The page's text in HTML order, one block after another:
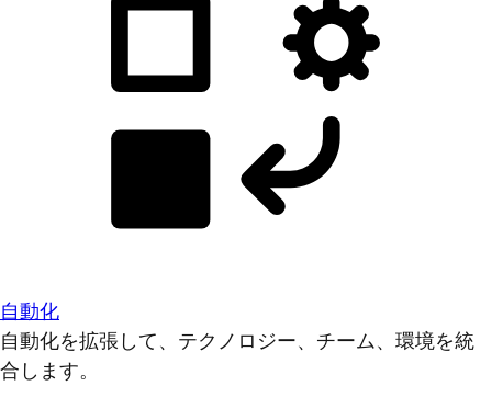
自動化
自動化を拡張して、テクノロジー、チーム、環境を統
合します。